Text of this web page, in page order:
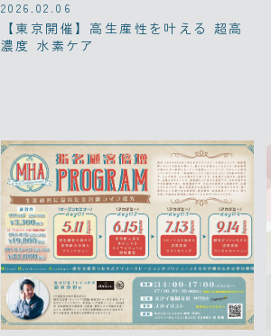
2026.02.06
【東京開催】高生産性を叶える 超高
濃度 水素ケア